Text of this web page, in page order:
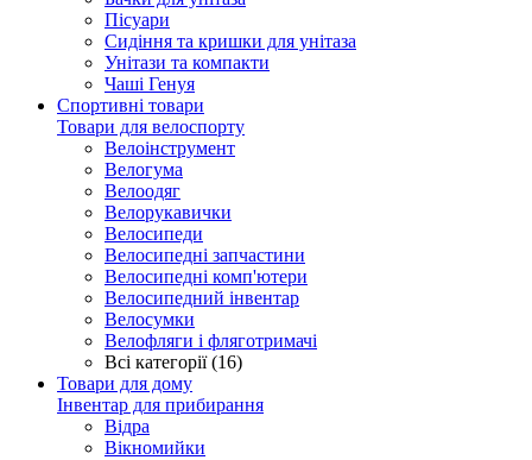
Пісуари
Сидіння та кришки для унітаза
Унітази та компакти
Чаші Генуя
Спортивні товари
Товари для велоспорту
Велоінструмент
Велогума
Велоодяг
Велорукавички
Велосипеди
Велосипедні запчастини
Велосипедні комп'ютери
Велосипедний інвентар
Велосумки
Велофляги і фляготримачі
Всі категорії (16)
Товари для дому
Інвентар для прибирання
Відра
Вікномийки